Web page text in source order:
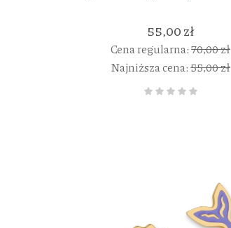
55,00 zł
Cena regularna:70,00 zł
Najniższa cena:55,00 zł